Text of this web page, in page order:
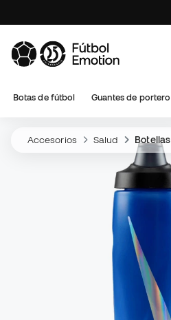
Botas de fútbol Guantes de portero
Accesorios Salud Botellas